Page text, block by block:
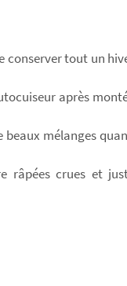
conserver tout un
après
beaux mélanges
râpées crues et